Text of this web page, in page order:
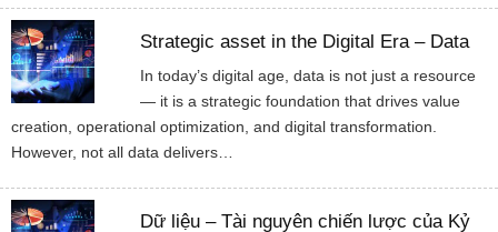
Strategic asset in the Digital Era – Data
In today’s digital age, data is not just a resource
— it is a strategic foundation that drives value
creation, operational optimization, and digital transformation.
However, not all data delivers…
Dữ liệu – Tài nguyên chiến lược của Kỷ